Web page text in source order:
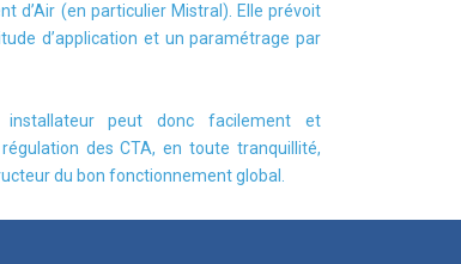
d’Air (en particulier Mistral). Elle prévoit
d’application et un paramétrage par
installateur peut donc facilement et
des CTA, en toute tranquillité,
du bon fonctionnement global.